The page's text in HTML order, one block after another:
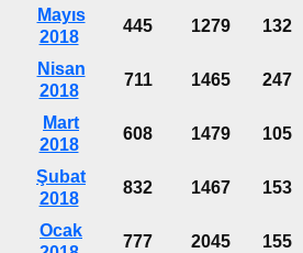
Mayıs
2018
445 1279 132
Nisan
2018
711 1465 247
Mart
2018
608 1479 105
Şubat
2018
832 1467 153
Ocak
777 2045 155